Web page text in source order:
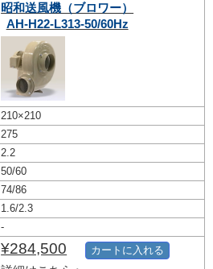
昭和送風機（ブロワー）
AH-H22-L313-50/60Hz
210×210
275
2.2
50/60
74/86
1.6/2.3
-
¥284,500 カートに入れる